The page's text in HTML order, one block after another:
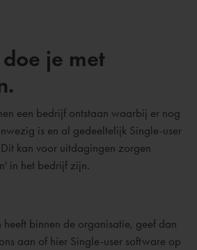
je met
een bedrijf ontstaan waarbij er nog
is en al gedeeltelijk Single-user
kan voor uitdagingen zorgen
in het bedrijf zijn.
binnen de organisatie, geef dan
aan of hier Single-user software op